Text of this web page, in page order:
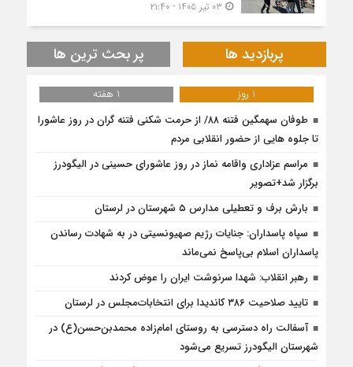
پربازدید ها پر بحث ترین ها
1 روز
1 هفته
طوفان سهمگین فتنه ۸۸/ از حرمت شکنی فتنه گران در روز عاشورا
تا جلوه هایی از حضور انقلابی مردم
مراسم عزاداری واقامه نماز در روز عاشورای حسینی در الیگودرز
برگزار شد+تصویر
بارش برف و تعطیلی مدارس ۵ شهرستان در لرستان
سپاه پاسداران: جنایات رژیم صهیونسیتی در به شهادت رساندن
پاسداران اسلام بی‌پاسخ نمی‌ماند
رهبر انقلاب: شهدا سرنوشت ایران را عوض کردند
تایید صلاحیت ۳۸۶ کاندیدا برای انتخابات‌مجلس در لرستان
آسفالت راه دسترسی به روستای امام‌زاده محمدبن‌حسن(ع) در
شهرستان الیگودرز تسریع می‌شود